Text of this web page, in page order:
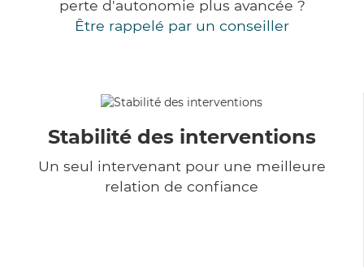
perte d'autonomie plus avancée ?
Être rappelé par un conseiller
Stabilité des interventions
Un seul intervenant pour une meilleure
relation de confiance